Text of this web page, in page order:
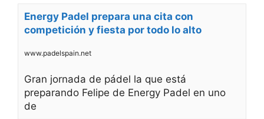
Energy Padel prepara una cita con
competición y fiesta por todo lo alto
www.padelspain.net
Gran jornada de pádel la que está
preparando Felipe de Energy Padel en uno
de